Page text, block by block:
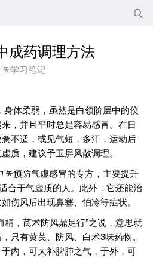

成药调理方法
学习笔记
身体柔弱，虽然是白领阶层中的佼
，并且平时总是容易感冒。在日
不适，或见气短，多汗，运动后
质，建议予玉屏风散调理。
医预防气虚感冒的专方，主要提升
合于气虚质的人。此外，它还能治
伤风后出现鼻塞、怕冷等症状。
精，芪术防风鼎足行”之说，意思就
只有黄芪、防风、白术3味药物。
内，可大补脾肺之气，于外，可